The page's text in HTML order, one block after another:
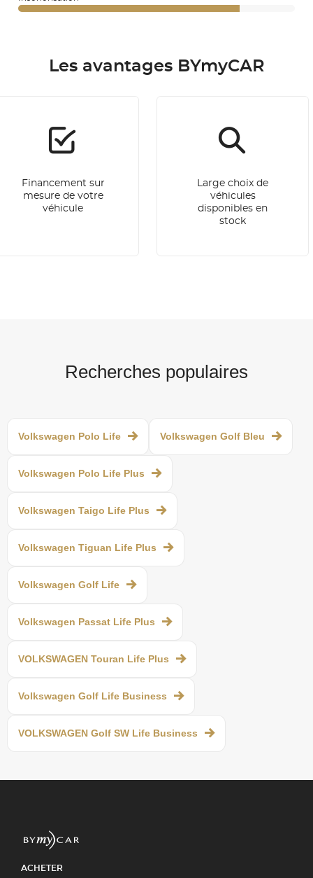
Les avantages BYmyCAR
Financement sur
mesure de votre
véhicule
Large choix de
véhicules
disponibles en
stock
Recherches populaires
Volkswagen Polo Life Volkswagen Golf Bleu
Volkswagen Polo Life Plus
Volkswagen Taigo Life Plus
Volkswagen Tiguan Life Plus
Volkswagen Golf Life
Volkswagen Passat Life Plus
VOLKSWAGEN Touran Life Plus
Volkswagen Golf Life Business
VOLKSWAGEN Golf SW Life Business
ACHETER